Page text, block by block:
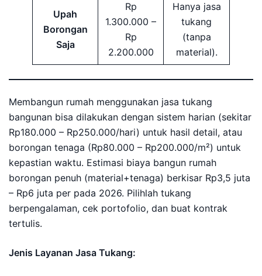
Upah
Borongan
Saja
Rp
1.300.000 –
Rp
2.200.000
Hanya jasa
tukang
(tanpa
material).
Membangun rumah menggunakan jasa tukang
bangunan bisa dilakukan dengan sistem harian (sekitar
Rp180.000 – Rp250.000/hari) untuk hasil detail, atau
borongan tenaga (Rp80.000 – Rp200.000/m²) untuk
kepastian waktu. Estimasi biaya bangun rumah
borongan penuh (material+tenaga) berkisar Rp3,5 juta
– Rp6 juta per pada 2026. Pilihlah tukang
berpengalaman, cek portofolio, dan buat kontrak
tertulis.
Jenis Layanan Jasa Tukang: